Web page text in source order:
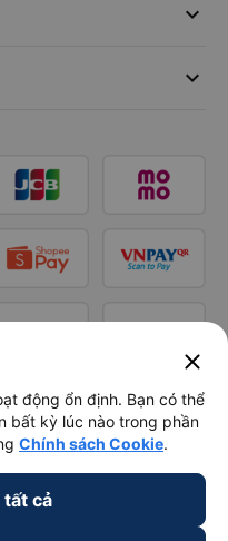
keyboard_arrow_down
keyboard_arrow_down
close
động ổn định. Bạn có thể
bất kỳ lúc nào trong phần
Chính sách Cookie.
tất cả